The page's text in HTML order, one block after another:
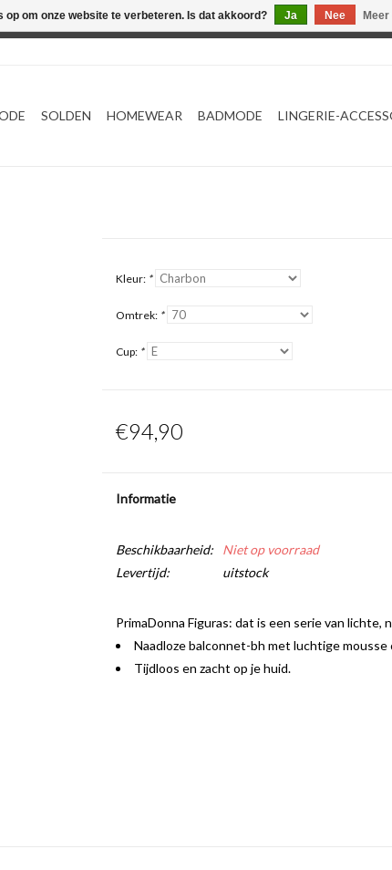
SOLDEN HOMEWEAR BADMODE LINGERIE-
Kleur: *
Omtrek: *
Cup: *
€94,90
Informatie
Beschikbaarheid:
Niet op voorraad
Levertijd:
uitstock
PrimaDonna Figuras: dat is een serie van
Naadloze balconnet-bh met luchtige
Tijdloos en zacht op je huid.
op om onze website te verbeteren. Is dat akkoord? Ja Nee
Webshop werkt met EU maten. .